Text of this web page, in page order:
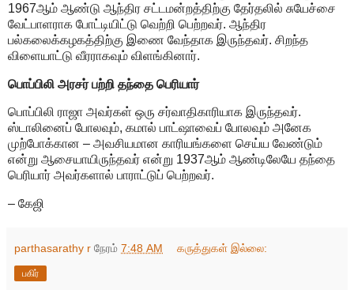
1967ஆம் ஆண்டு ஆந்திர சட்டமன்றத்திற்கு தேர்தலில் சுயேச்சை
வேட்பாளராக போட்டியிட்டு வெற்றி பெற்றவர். ஆந்திர
பல்கலைக்கழகத்திற்கு இணை வேந்தாக இருந்தவர். சிறந்த
விளையாட்டு வீரராகவும் விளங்கினார்.
பொப்பிலி அரசர் பற்றி தந்தை பெரியார்
பொப்பிலி ராஜா அவர்கள் ஒரு சர்வாதிகாரியாக இருந்தவர்.
ஸ்டாலினைப் போலவும், கமால் பாட்ஷாவைப் போலவும் அனேக
முற்போக்கான – அவசியமான காரியங்களை செய்ய வேண்டும்
என்று ஆசையாயிருந்தவர் என்று 1937ஆம் ஆண்டிலேயே தந்தை
பெரியார் அவர்களால் பாராட்டுப் பெற்றவர்.
– கேஜி
parthasarathy r நேரம் 7:48 AM கருத்துகள் இல்லை:
பகிர்